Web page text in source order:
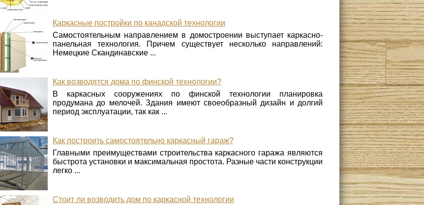
Каркасные постройки по канадской технологии
Самостоятельным направлением в домостроении выступает каркасно-
панельная технология. Причем существует несколько направлений:
Немецкие Скандинавские ...
Как возводятся дома по финской технологии?
В каркасных сооружениях по финской технологии планировка
продумана до мелочей. Здания имеют своеобразный дизайн и долгий
период эксплуатации, так как ...
Как построить самостоятельно каркасный гараж?
Главными преимуществами строительства каркасного гаража являются
быстрота установки и максимальная простота. Разные части конструкции
легко ...
Стоит ли возводить дом по каркасной технологии